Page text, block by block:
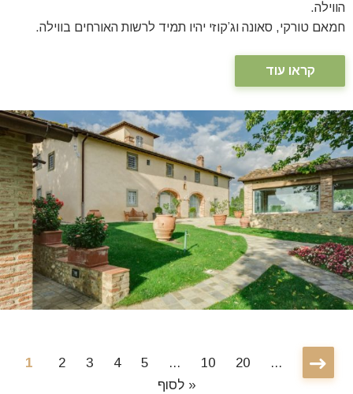
הווילה.
חמאם טורקי, סאונה וג’קוזי יהיו תמיד לרשות האורחים בווילה.
קראו עוד
1 2 3 4 5 ... 10 20
...
לסוף »